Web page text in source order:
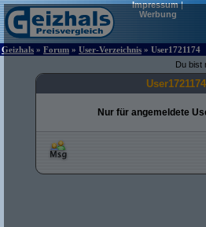
Impressum|
Werbung
Geizhals » Forum » User-Verzeichnis » User1721174
Du bist
User1721174
Nur für angemeldete